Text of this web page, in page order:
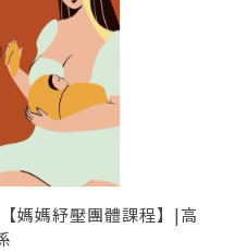
媽媽紓壓團體課程】|高